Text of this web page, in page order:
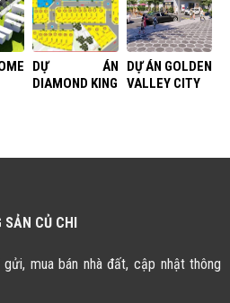
DỰ ÁN
DIAMOND KING
DỰ ÁN GOLDEN
VALLEY CITY
SẢN CỦ CHI
mua bán nhà đất, cập nhật thông